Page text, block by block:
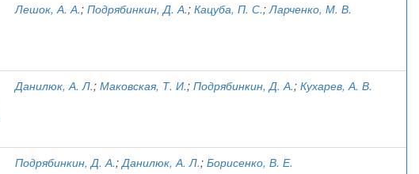
Лешок, А. А.; Подрябинкин, Д. А.; Кацуба, П. С.;Ларченко, М. В.
Данилюк, А. Л.; Маковская, Т. И.; Подрябинкин, Д. А.; Кухарев, А. В.
Подрябинкин, Д. А.;Данилюк, А. Л.; Борисенко, В. Е.